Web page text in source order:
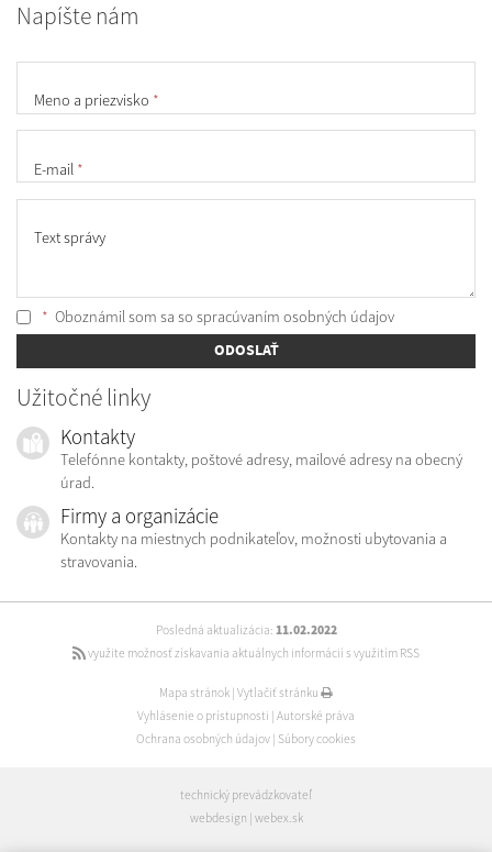
Napíšte nám
Meno a priezvisko *
E-mail *
Text správy
* Oboznámil som sa so spracúvaním osobných údajov
ODOSLAŤ
Užitočné linky
Kontakty
Telefónne kontakty, poštové adresy, mailové adresy na obecný
úrad.
Firmy a organizácie
Kontakty na miestnych podnikateľov, možnosti ubytovania a
stravovania.
Posledná aktualizácia: 11.02.2022
využite možnosť získavania aktuálnych informácií s využitím RSS
Mapa stránok Vytlačiť stránku
Vyhlásenie o prístupnosti Autorské práva
Ochrana osobných údajov Súbory cookies
technický prevádzkovateľ
webdesign webex.sk